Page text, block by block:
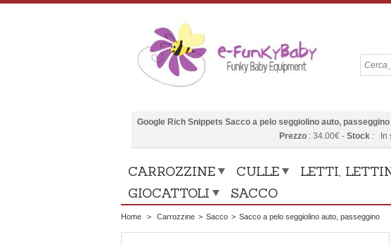
Google Rich Snippets Sacco a pelo seggiolino auto, passeggino
Prezzo: 34.00€ - Stock: In
CARROZZINE CULLE LETTI,
GIOCATTOLI
SACCO
Home > Carrozzine > Sacco > Sacco a pelo seggiolino auto, passeggino